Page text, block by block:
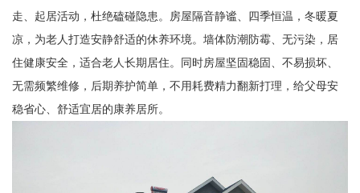
走、起居活动，杜绝磕碰隐患。房屋隔音静谧、四季恒温，冬暖夏
凉，为老人打造安静舒适的休养环境。墙体防潮防霉、无污染，居
住健康安全，适合老人长期居住。同时房屋坚固稳固、不易损坏、
无需频繁维修，后期养护简单，不用耗费精力翻新打理，给父母安
稳省心、舒适宜居的康养居所。